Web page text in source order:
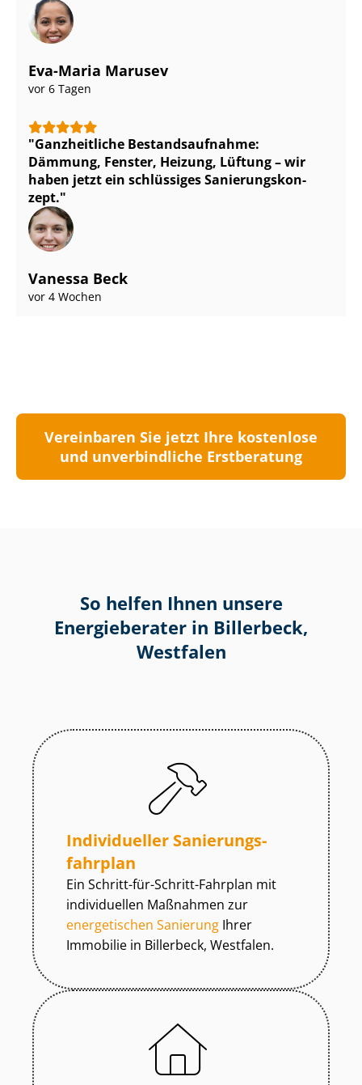
Eva-Maria Marusev
vor 6 Tagen
Ganzheitliche Be­stands­auf­nah­me:
Dämmung, Fenster, Heizung, Lüftung – wir
haben jetzt ein schlüssiges Sa­nie­rungs­kon­
zept.
Vanessa Beck
vor 4 Wochen
Vereinbaren Sie jetzt Ihre kostenlose
und unverbindliche Erstberatung
So helfen Ihnen unsere
Energieberater in Billerbeck,
Westfalen
Individueller Sa­nie­rungs­
fahr­plan
Ein Schritt-für-Schritt-Fahrplan mit
individuellen Maßnahmen zur
energetischen Sanierung Ihrer
Immobilie in Billerbeck, Westfalen.